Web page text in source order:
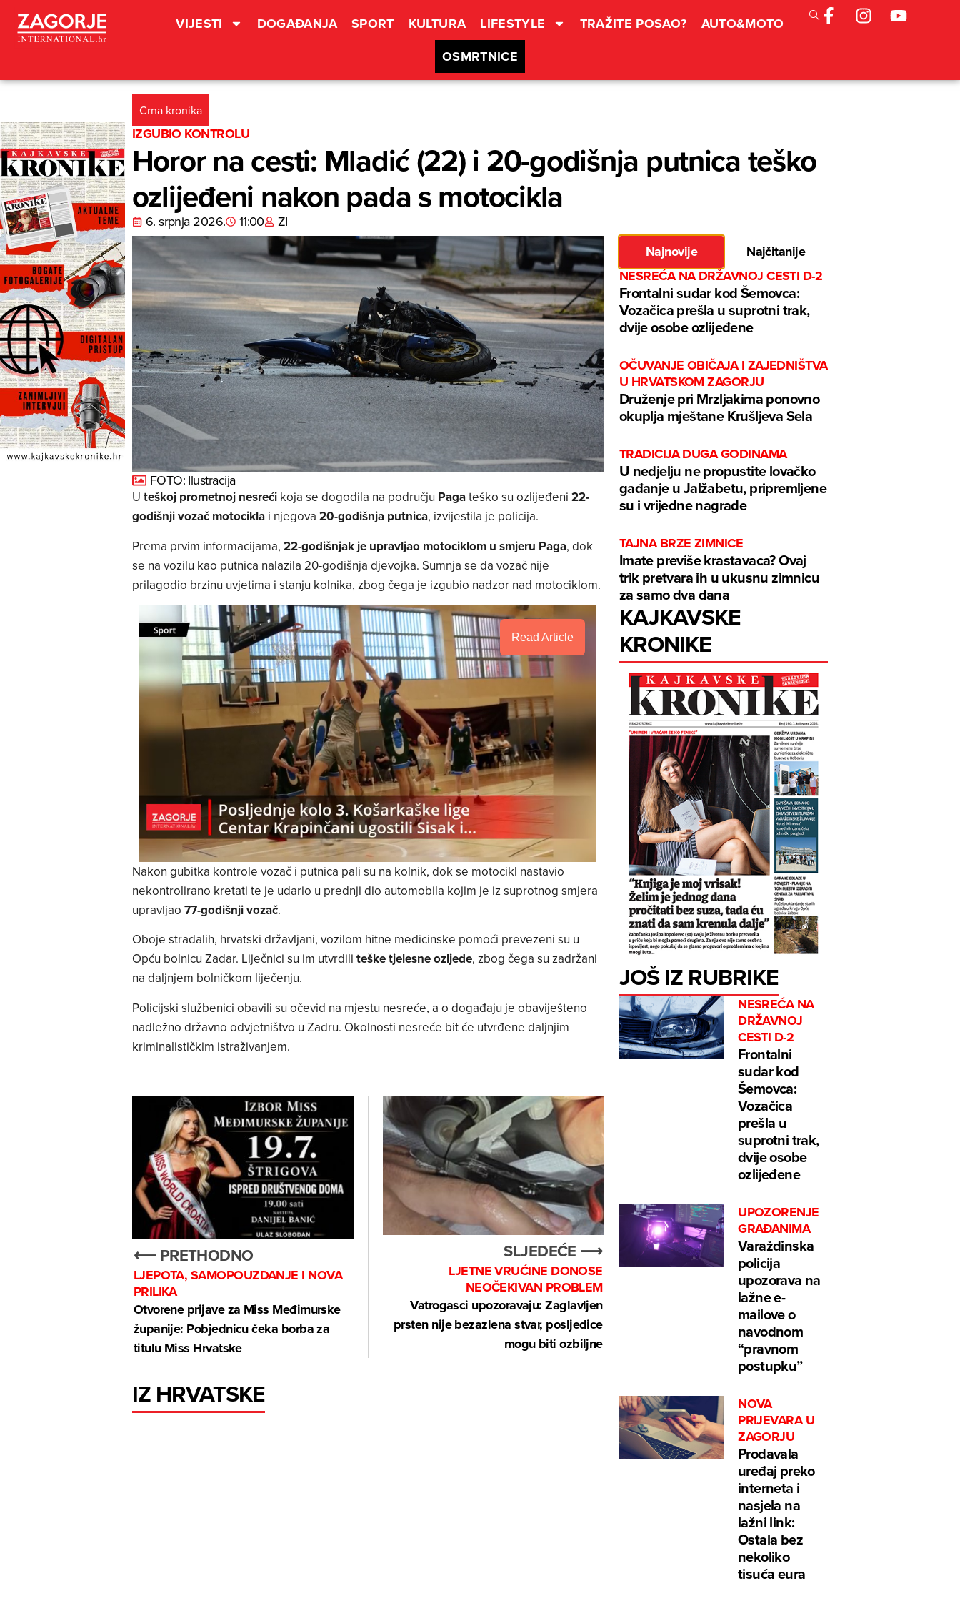
VIJESTI DOGAĐANJA SPORT KULTURA LIFESTYLE TRAŽITE POSAO?
AUTO&MOTO
OSMRTNICE
Crna kronika
IZGUBIO KONTROLU
Horor na cesti: Mladić (22) i 20-godišnja putnica teško
ozlijeđeni nakon pada s motocikla
6. srpnja 2026. 11:00 ZI
FOTO: Ilustracija
U teškoj prometnoj nesrećikoja se dogodila na području Pagateško su ozlijeđeni 22-
godišnji vozač motociklai njegova 20-godišnja putnica, izvijestila je policija.
Prema prvim informacijama, 22-godišnjak je upravljao motociklom u smjeru Paga, dok
se na vozilu kao putnica nalazila 20-godišnja djevojka. Sumnja se da vozač nije
prilagodio brzinu uvjetima i stanju kolnika, zbog čega je izgubio nadzor nad motociklom.
Read Article
Nakon gubitka kontrole vozač i putnica pali su na kolnik, dok se motocikl nastavio
nekontrolirano kretati te je udario u prednji dio automobila kojim je iz suprotnog smjera
upravljao 77-godišnji vozač.
Oboje stradalih, hrvatski državljani, vozilom hitne medicinske pomoći prevezeni su u
Opću bolnicu Zadar. Liječnici su im utvrdili teške tjelesne ozljede, zbog čega su zadržani
na daljnjem bolničkom liječenju.
Policijski službenici obavili su očevid na mjestu nesreće, a o događaju je obaviješteno
nadležno državno odvjetništvo u Zadru. Okolnosti nesreće bit će utvrđene daljnjim
kriminalističkim istraživanjem.
⟵ PRETHODNO
LJEPOTA, SAMOPOUZDANJE I NOVA
PRILIKA
Otvorene prijave za Miss Međimurske
županije: Pobjednicu čeka borba za
titulu Miss Hrvatske
SLJEDEĆE ⟶
LJETNE VRUĆINE DONOSE
NEOČEKIVAN PROBLEM
Vatrogasci upozoravaju: Zaglavljen
prsten nije bezazlena stvar, posljedice
mogu biti ozbiljne
IZ HRVATSKE
Najnovije
Najčitanije
NESREĆA NA DRŽAVNOJ CESTI D-2
Frontalni sudar kod Šemovca:
Vozačica prešla u suprotni trak,
dvije osobe ozlijeđene
OČUVANJE OBIČAJA I ZAJEDNIŠTVA
U HRVATSKOM ZAGORJU
Druženje pri Mrzljakima ponovno
okuplja mještane Krušljeva Sela
TRADICIJA DUGA GODINAMA
U nedjelju ne propustite lovačko
gađanje u Jalžabetu, pripremljene
su i vrijedne nagrade
TAJNA BRZE ZIMNICE
Imate previše krastavaca? Ovaj
trik pretvara ih u ukusnu zimnicu
za samo dva dana
KAJKAVSKE
KRONIKE
JOŠ IZ RUBRIKE
NESREĆA NA
DRŽAVNOJ
CESTI D-2
Frontalni
sudar kod
Šemovca:
Vozačica
prešla u
suprotni trak,
dvije osobe
ozlijeđene
UPOZORENJE
GRAĐANIMA
Varaždinska
policija
upozorava na
lažne e-
mailove o
navodnom
“pravnom
postupku”
NOVA
PRIJEVARA U
ZAGORJU
Prodavala
uređaj preko
interneta i
nasjela na
lažni link:
Ostala bez
nekoliko
tisuća eura